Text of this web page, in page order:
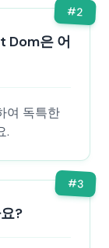
#2
Dom은 어
여 독특한
.
#3
?